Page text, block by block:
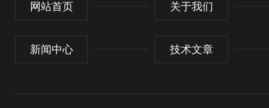
网站首页 关于我们
新闻中心 技术文章